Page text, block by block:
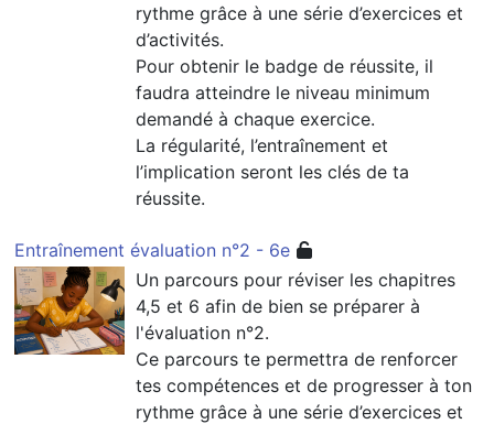
rythme grâce à une série d’exercices et
d’activités.
Pour obtenir le badge de réussite, il
faudra atteindre le niveau minimum
demandé à chaque exercice.
La régularité, l’entraînement et
l’implication seront les clés de ta
réussite.
Entraînement évaluation n°2 - 6e
Un parcours pour réviser les chapitres
4,5 et 6 afin de bien se préparer à
l'évaluation n°2.
Ce parcours te permettra de renforcer
tes compétences et de progresser à ton
rythme grâce à une série d’exercices et